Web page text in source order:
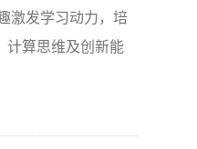
激发学习动力，培
计算思维及创新能